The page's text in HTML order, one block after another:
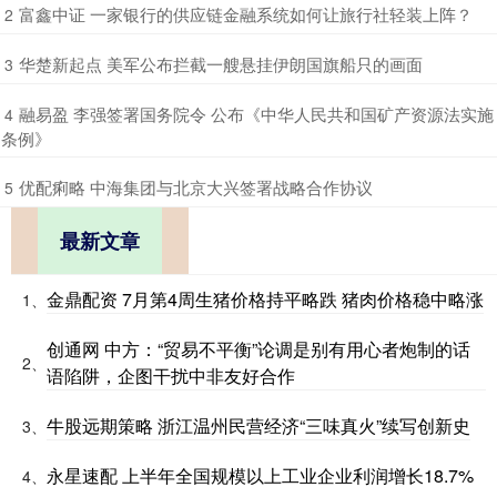
2 ​富鑫中证 一家银行的供应链金融系统如何让旅行社轻装上阵？
3 ​华楚新起点 美军公布拦截一艘悬挂伊朗国旗船只的画面
4 ​融易盈 李强签署国务院令 公布《中华人民共和国矿产资源法实施
条例》
5 ​优配痢略 中海集团与北京大兴签署战略合作协议
最新文章
1、 金鼎配资 7月第4周生猪价格持平略跌 猪肉价格稳中略涨
2、
创通网 中方：“贸易不平衡”论调是别有用心者炮制的话
语陷阱，企图干扰中非友好合作
3、 牛股远期策略 浙江温州民营经济“三味真火”续写创新史
4、 永星速配 上半年全国规模以上工业企业利润增长18.7%